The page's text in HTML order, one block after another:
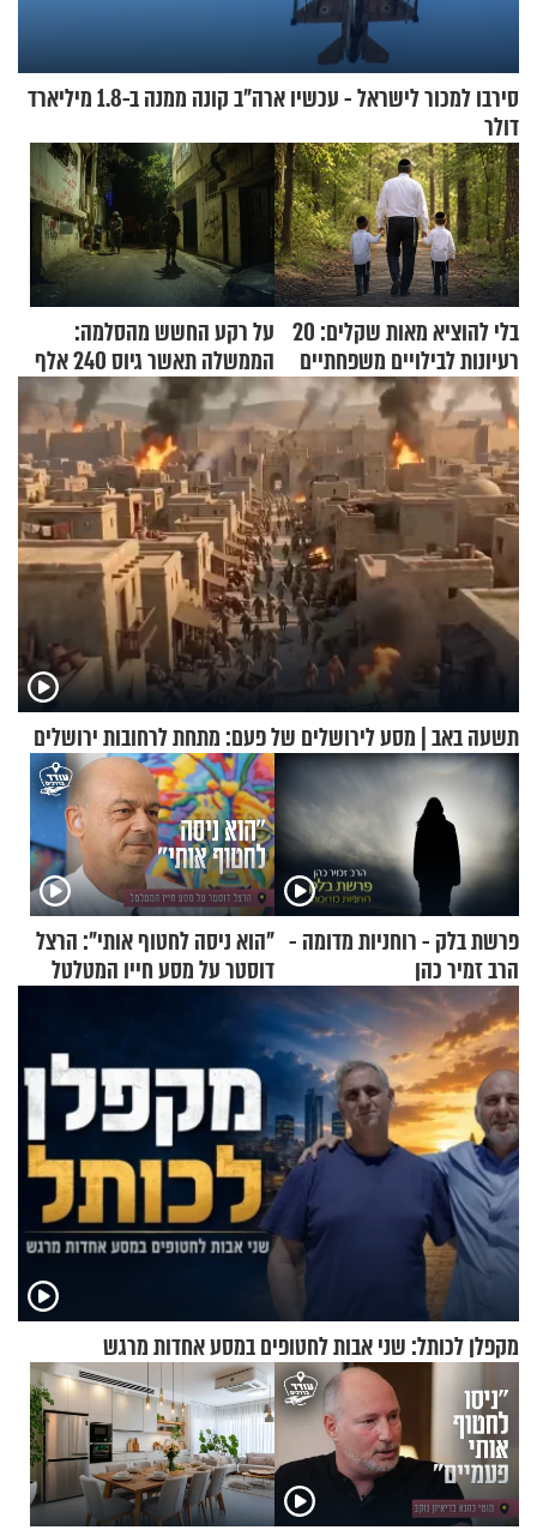
סירבו למכור לישראל - עכשיו ארה"ב קונה ממנה ב-1.8 מיליארד
דולר
בלי להוציא מאות שקלים: 20
רעיונות לבילויים משפחתיים
כמעט בחינם
על רקע החשש מהסלמה:
הממשלה תאשר גיוס 240 אלף
אנשי מילואים
תשעה באב | מסע לירושלים של פעם: מתחת לרחובות ירושלים
פרשת בלק - רוחניות מדומה -
הרב זמיר כהן
"הוא ניסה לחטוף אותי": הרצל
דוסטר על מסע חייו המטלטל
מקפלן לכותל: שני אבות לחטופים במסע אחדות מרגש